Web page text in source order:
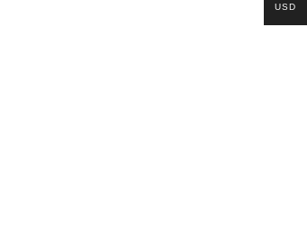
USD